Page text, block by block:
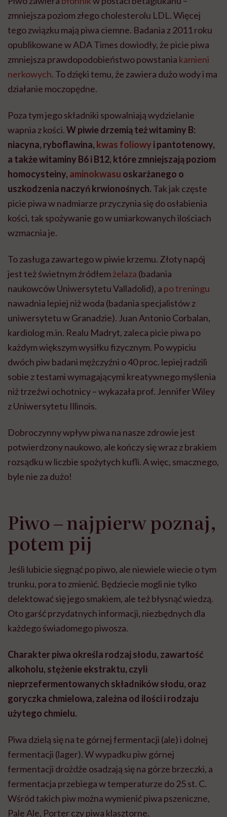
zmniejsza poziom złego cholesterolu LDL. Więcej
tego związku mają piwa ciemne. Badania z 2011 roku
opublikowane w ADA Times dowiodły, że picie piwa
zmniejsza prawdopodobieństwo powstania kamieni
nerkowych. To dzięki temu, że zawiera dużo wody i ma
działanie moczopędne.
Poza tym jego składniki spowalniają wydzielanie
wapnia z kości.W piwie drzemią też witaminy B:
niacyna, ryboflawina, kwas foliowy i pantotenowy,
a także witaminy B6 i B12, które zmniejszają poziom
homocysteiny, aminokwasu oskarżanego o
uszkodzenia naczyń krwionośnych. Tak jak częste
picie piwa w nadmiarze przyczynia się do osłabienia
kości, tak spożywanie go w umiarkowanych ilościach
wzmacnia je.
To zasługa zawartego w piwie krzemu. Złoty napój
jest też świetnym źródłemżelaza (badania
naukowców Uniwersytetu Valladolid), a po treningu
nawadnia lepiej niż woda (badania specjalistów z
uniwersytetu w Granadzie). Juan Antonio Corbalan,
kardiolog m.in. Realu Madryt, zaleca picie piwa po
każdym większym wysiłku fizycznym. Po wypiciu
dwóch piw badani mężczyźni o 40 proc. lepiej radzili
sobie z testami wymagającymi kreatywnego myślenia
niż trzeźwi ochotnicy – wykazała prof. Jennifer Wiley
z Uniwersytetu Illinois.
Dobroczynny wpływ piwa na nasze zdrowie jest
potwierdzony naukowo, ale kończy się wraz z brakiem
rozsądku w liczbie spożytych kufli. A więc, smacznego,
byle nie za dużo!
Piwo ‒ najpierw poznaj,
potem pij
Jeśli lubicie sięgnąć po piwo, ale niewiele wiecie o tym
trunku, pora to zmienić. Będziecie mogli nie tylko
delektować się jego smakiem, ale też błysnąć wiedzą.
Oto garść przydatnych informacji, niezbędnych dla
każdego świadomego piwosza.
Charakter piwa określa rodzaj słodu, zawartość
alkoholu, stężenie ekstraktu, czyli
nieprzefermentowanych składników słodu, oraz
goryczka chmielowa, zależna od ilości i rodzaju
użytego chmielu.
Piwa dzielą się na te górnej fermentacji (ale) i dolnej
fermentacji (lager). W wypadku piw górnej
fermentacji drożdże osadzają się na górze brzeczki, a
fermentacja przebiega w temperaturze do 25 st. C.
Wśród takich piw można wymienić piwa pszeniczne,
Pale Ale, Porter czy piwa klasztorne.